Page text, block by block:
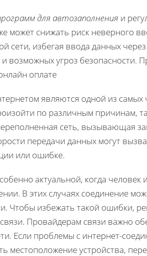
для автозаполнения и
может снижать риск неверного
сети, избегая ввода данных
возможных угроз безопасности.
оплате
являются одной из
по различным причинам,
сеть, вызывающая
передачи данных могут
или ошибке.
актуальной, когда человек
В этих случаях соединение
Чтобы избежать такой ошибки,
Провайдерам связи важно
Если проблемы с интернет-
местоположение устройства,